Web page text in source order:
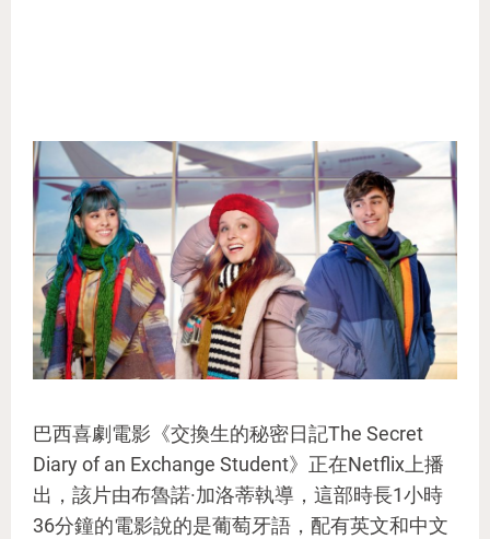
巴西喜劇電影《交換生的秘密日記The Secret
Diary of an Exchange Student》正在Netflix上播
出，該片由布魯諾·加洛蒂執導，這部時長1小時
36分鐘的電影說的是葡萄牙語，配有英文和中文